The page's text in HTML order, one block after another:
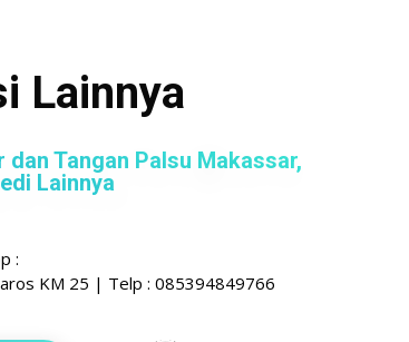
Lainnya
Tangan Palsu Makassar,
Lainnya
:
KM 25 | Telp : 085394849766